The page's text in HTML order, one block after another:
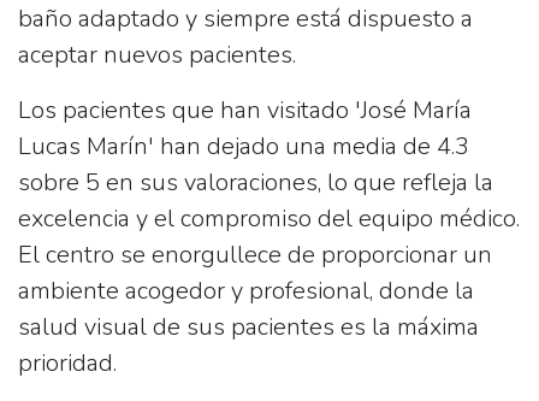
baño adaptado y siempre está dispuesto a
aceptar nuevos pacientes.
Los pacientes que han visitado 'José María
Lucas Marín' han dejado una media de 4.3
sobre 5 en sus valoraciones, lo que refleja la
excelencia y el compromiso del equipo médico.
El centro se enorgullece de proporcionar un
ambiente acogedor y profesional, donde la
salud visual de sus pacientes es la máxima
prioridad.